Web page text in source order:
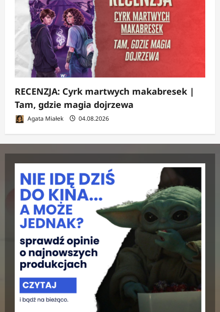
RECENZJA: Cyrk martwych makabresek |
Tam, gdzie magia dojrzewa
Agata Miałek 04.08.2026